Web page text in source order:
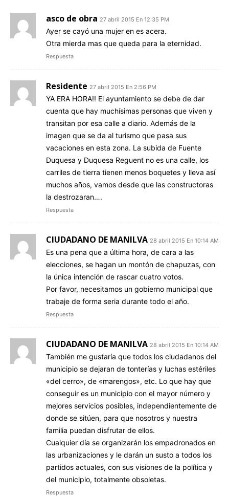
asco de obra 27 abril 2015 En 12:35 PM
Ayer se cayó una mujer en es acera.
Otra mierda mas que queda para la eternidad.
Respuesta
Residente 27 abril 2015 En 2:56 PM
YA ERA HORA!! El ayuntamiento se debe de dar
cuenta que hay muchísimas personas que viven y
transitan por esa calle a diario. Además de la
imagen que se da al turismo que pasa sus
vacaciones en esta zona. La subida de Fuente
Duquesa y Duquesa Reguent no es una calle, los
carriles de tierra tienen menos boquetes y lleva así
muchos años, vamos desde que las constructoras
la destrozaran….
Respuesta
CIUDADANO DE MANILVA 28 abril 2015 En 10:14 AM
Es una pena que a última hora, de cara a las
elecciones, se hagan un montón de chapuzas, con
la única intención de rascar cuatro votos.
Por favor, necesitamos un gobierno municipal que
trabaje de forma seria durante todo el año.
Respuesta
CIUDADANO DE MANILVA 28 abril 2015 En 10:14 AM
También me gustaría que todos los ciudadanos del
municipio se dejaran de tonterías y luchas estériles
«del cerro», de «marengos», etc. Lo que hay que
conseguir es un municipio con el mayor número y
mejores servicios posibles, independientemente de
donde se sitúen, para que nosotros y nuestra
familia puedan disfrutar de ellos.
Cualquier día se organizarán los empadronados en
las urbanizaciones y le darán un susto a todos los
partidos actuales, con sus visiones de la política y
del municipio, totalmente obsoletas.
Respuesta